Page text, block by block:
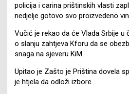
policija i carina prištinskih vlasti
nedjelje gotovo svo proizvedeno
Vučić je rekao da će Vlada Srbije u
o slanju zahtjeva Kforu da se
snaga na sjeveru KiM.
Upitao je Zašto je Priština dovela
je htjela da odloži izbore.